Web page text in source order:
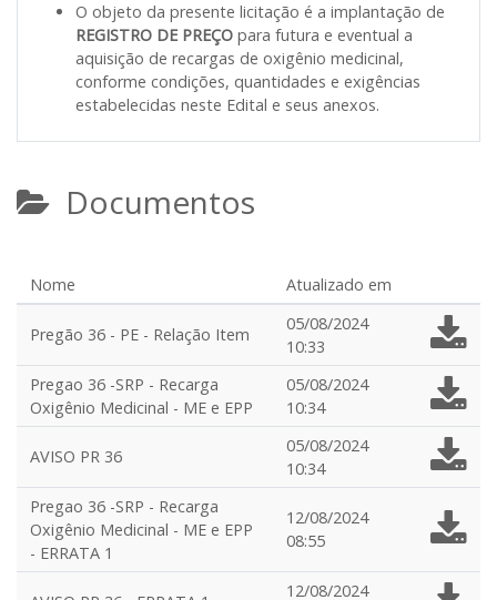
O objeto da presente licitação é a implantação de
REGISTRO DE PREÇO para futura e eventual a
aquisição de recargas de oxigênio medicinal,
conforme condições, quantidades e exigências
estabelecidas neste Edital e seus anexos.
Documentos
Nome Atualizado em
Pregão 36 - PE - Relação Item
05/08/2024
10:33
Pregao 36 -SRP - Recarga
Oxigênio Medicinal - ME e EPP
05/08/2024
10:34
AVISO PR 36
05/08/2024
10:34
Pregao 36 -SRP - Recarga
Oxigênio Medicinal - ME e EPP
- ERRATA 1
12/08/2024
08:55
12/08/2024